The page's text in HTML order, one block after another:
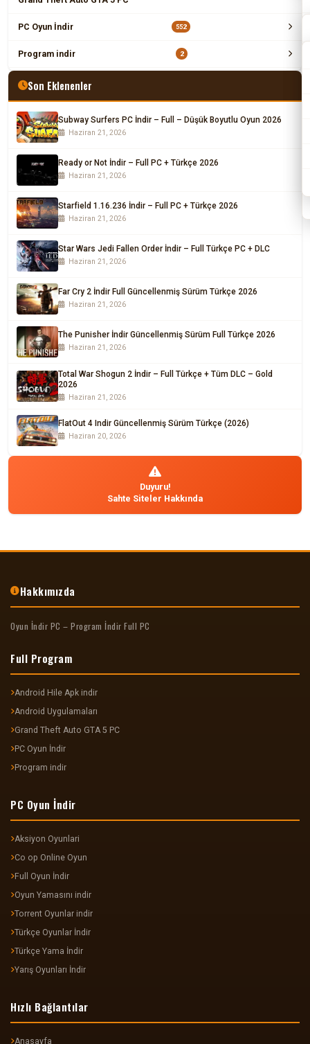
PC Oyun İndir 552
Program indir 2
Son Eklenenler
Subway Surfers PC İndir – Full – Düşük Boyutlu Oyun 2026
Haziran 21, 2026
Ready or Not İndir – Full PC + Türkçe 2026
Haziran 21, 2026
Starfield 1.16.236 İndir – Full PC + Türkçe 2026
Haziran 21, 2026
Star Wars Jedi Fallen Order İndir – Full Türkçe PC + DLC
Haziran 21, 2026
Far Cry 2 İndir Full Güncellenmiş Sürüm Türkçe 2026
Haziran 21, 2026
The Punisher İndir Güncellenmiş Sürüm Full Türkçe 2026
Haziran 21, 2026
Total War Shogun 2 İndir – Full Türkçe + Tüm DLC – Gold
2026
Haziran 21, 2026
FlatOut 4 Indir Güncellenmiş Sürüm Türkçe (2026)
Haziran 20, 2026
Duyuru!
Sahte Siteler Hakkında
Hakkımızda
Oyun İndir PC – Program İndir Full PC
Full Program
Android Hile Apk indir
Android Uygulamaları
Grand Theft Auto GTA 5 PC
PC Oyun İndir
Program indir
PC Oyun İndir
Aksiyon Oyunlari
Co op Online Oyun
Full Oyun İndir
Oyun Yamasını indir
Torrent Oyunlar indir
Türkçe Oyunlar İndir
Türkçe Yama İndir
Yarış Oyunları İndir
Hızlı Bağlantılar
Anasayfa